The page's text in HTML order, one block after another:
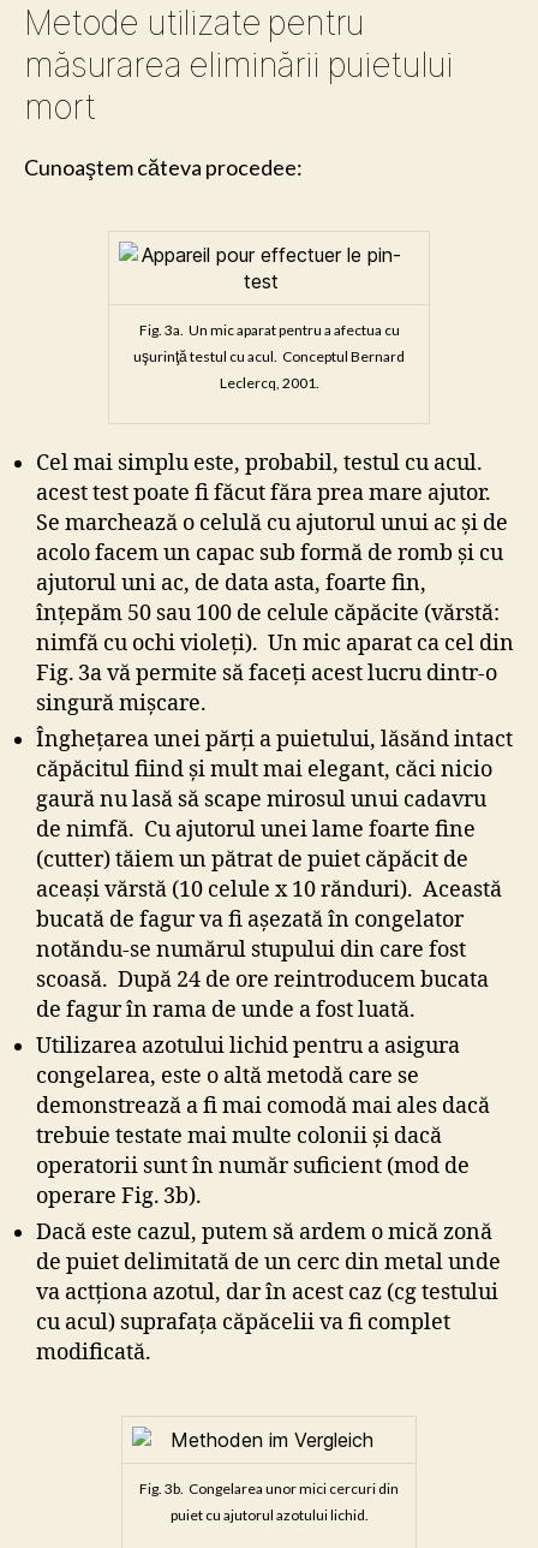
Metode utilizate pentru
măsurarea eliminării puietului
mort
Cunoaştem căteva procedee:
Fig. 3a. Un mic aparat pentru a afectua cu
uşurinţă testul cu acul. Conceptul Bernard
Leclercq, 2001.
Cel mai simplu este, probabil, testul cu acul.
acest test poate fi făcut făra prea mare ajutor.
Se marchează o celulă cu ajutorul unui ac şi de
acolo facem un capac sub formă de romb şi cu
ajutorul uni ac, de data asta, foarte fin,
înţepăm 50 sau 100 de celule căpăcite (vărstă:
nimfă cu ochi violeţi). Un mic aparat ca cel din
Fig. 3a vă permite să faceţi acest lucru dintr-o
singură mişcare.
Îngheţarea unei părţi a puietului, lăsănd intact
căpăcitul fiind şi mult mai elegant, căci nicio
gaură nu lasă să scape mirosul unui cadavru
de nimfă. Cu ajutorul unei lame foarte fine
(cutter) tăiem un pătrat de puiet căpăcit de
aceaşi vărstă (10 celule x 10 rănduri). Această
bucată de fagur va fi aşezată în congelator
notăndu-se numărul stupului din care fost
scoasă. După 24 de ore reintroducem bucata
de fagur în rama de unde a fost luată.
Utilizarea azotului lichid pentru a asigura
congelarea, este o altă metodă care se
demonstrează a fi mai comodă mai ales dacă
trebuie testate mai multe colonii şi dacă
operatorii sunt în număr suficient (mod de
operare Fig. 3b).
Dacă este cazul, putem să ardem o mică zonă
de puiet delimitată de un cerc din metal unde
va actţiona azotul, dar în acest caz (cg testului
cu acul) suprafaţa căpăcelii va fi complet
modificată.
Fig. 3b. Congelarea unor mici cercuri din
puiet cu ajutorul azotului lichid.